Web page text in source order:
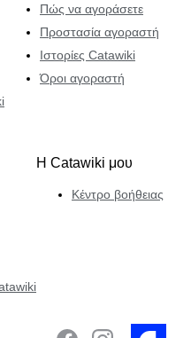
Πώς να αγοράσετε
Προστασία αγοραστή
Ιστορίες Catawiki
Όροι αγοραστή
Η Catawiki μου
Κέντρο βοήθειας